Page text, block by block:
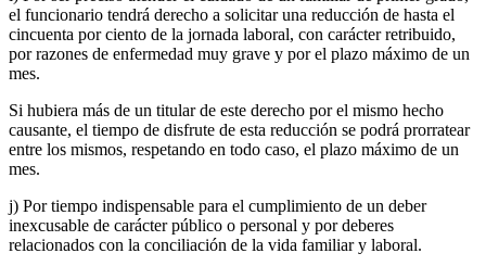
el funcionario tendrá derecho a solicitar una reducción de hasta el
cincuenta por ciento de la jornada laboral, con carácter retribuido,
por razones de enfermedad muy grave y por el plazo máximo de un
mes.
Si hubiera más de un titular de este derecho por el mismo hecho
causante, el tiempo de disfrute de esta reducción se podrá prorratear
entre los mismos, respetando en todo caso, el plazo máximo de un
mes.
j) Por tiempo indispensable para el cumplimiento de un deber
inexcusable de carácter público o personal y por deberes
relacionados con la conciliación de la vida familiar y laboral.